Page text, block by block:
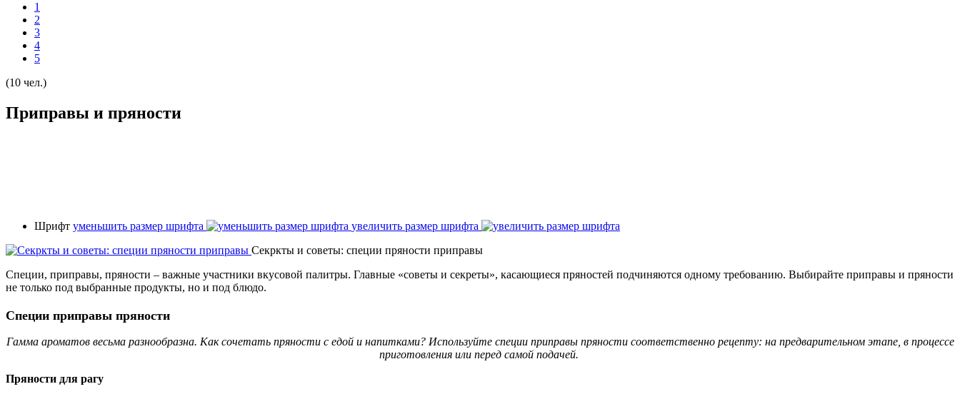
1
2
3
4
5
(10 чел.)
Приправы и пряности
Шрифт уменьшить размер шрифта
увеличить размер шрифта
Секркты и советы: специи пряности приправы
Специи, приправы, пряности – важные участники вкусовой палитры. Главные «советы и секреты», касающиеся пряностей подчиняются одному требованию. Выбирайте приправы и пряности
не только под выбранные продукты, но и под блюдо.
Специи приправы пряности
Гамма ароматов весьма разнообразна. Как сочетать пряности с едой и напитками? Используйте специи приправы пряности соответственно рецепту: на предварительном этапе, в процессе
приготовления или перед самой подачей.
Пряности для рагу